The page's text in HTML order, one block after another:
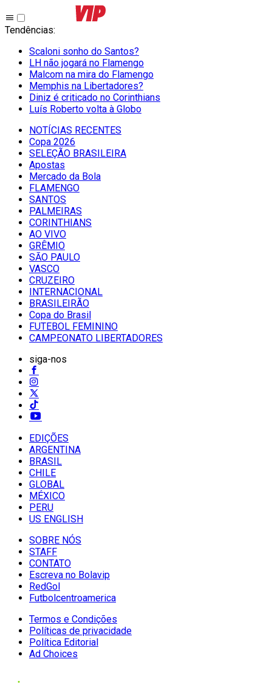
Tendências:
Scaloni sonho do Santos?
LH não jogará no Flamengo
Malcom na mira do Flamengo
Memphis na Libertadores?
Diniz é criticado no Corinthians
Luís Roberto volta à Globo
NOTÍCIAS RECENTES
Copa 2026
SELEÇÃO BRASILEIRA
Apostas
Mercado da Bola
FLAMENGO
SANTOS
PALMEIRAS
CORINTHIANS
AO VIVO
GRÊMIO
SĀO PAULO
VASCO
CRUZEIRO
INTERNACIONAL
BRASILEIRÃO
Copa do Brasil
FUTEBOL FEMININO
CAMPEONATO LIBERTADORES
siga-nos
EDIÇÕES
ARGENTINA
BRASIL
CHILE
GLOBAL
MÉXICO
PERU
US ENGLISH
SOBRE NÓS
STAFF
CONTATO
Escreva no Bolavip
RedGol
Futbolcentroamerica
Termos e Condições
Políticas de privacidade
Política Editorial
Ad Choices